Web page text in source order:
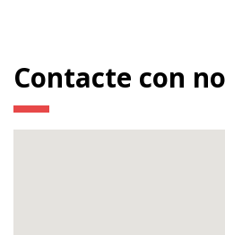
Contacte con